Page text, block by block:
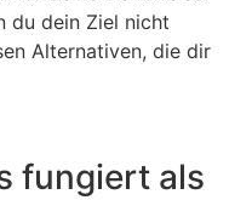
du dein Ziel nicht
Alternativen, die dir
fungiert als